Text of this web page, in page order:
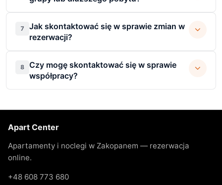
7
Jak skontaktować się w sprawie zmian w
rezerwacji?
8
Czy mogę skontaktować się w sprawie
współpracy?
Apart Center
Apartamenty i noclegi w Zakopanem — rezerwacja
online.
+48 608 773 680